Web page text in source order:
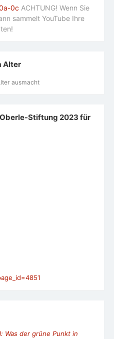
0c ACHTUNG! Wenn Sie
sammelt YouTube Ihre
Alter
ausmacht
Stiftung 2023 für
Was der grüne Punkt in